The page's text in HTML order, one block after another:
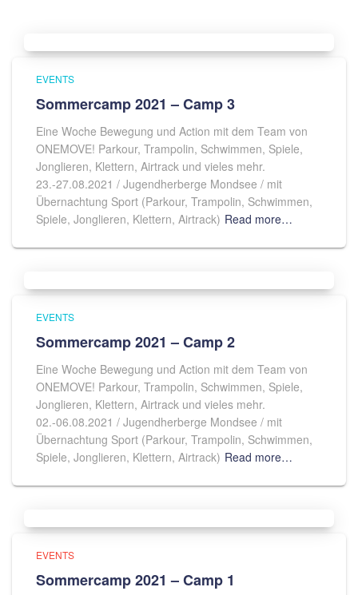
EVENTS
Sommercamp 2021 – Camp 3
Eine Woche Bewegung und Action mit dem Team von
ONEMOVE! Parkour, Trampolin, Schwimmen, Spiele,
Jonglieren, Klettern, Airtrack und vieles mehr.
23.-27.08.2021 / Jugendherberge Mondsee / mit
Übernachtung Sport (Parkour, Trampolin, Schwimmen,
Spiele, Jonglieren, Klettern, Airtrack) Read more…
EVENTS
Sommercamp 2021 – Camp 2
Eine Woche Bewegung und Action mit dem Team von
ONEMOVE! Parkour, Trampolin, Schwimmen, Spiele,
Jonglieren, Klettern, Airtrack und vieles mehr.
02.-06.08.2021 / Jugendherberge Mondsee / mit
Übernachtung Sport (Parkour, Trampolin, Schwimmen,
Spiele, Jonglieren, Klettern, Airtrack) Read more…
EVENTS
Sommercamp 2021 – Camp 1